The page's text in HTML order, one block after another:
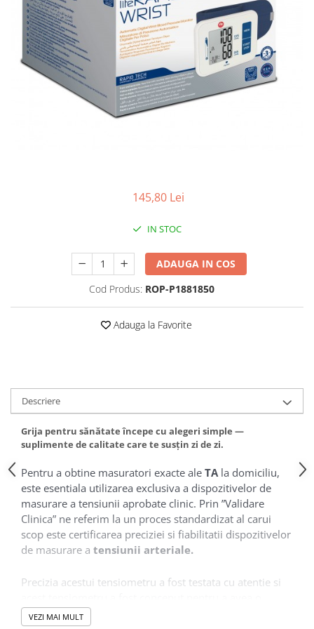
Antioxidanti
Altele-Suplimente alimentare
145,80 Lei
IN STOC
ADAUGA IN COS
Cod Produs: ROP-P1881850
Adauga la Favorite
Descriere
Grija pentru sănătate începe cu alegeri simple —
suplimente de calitate care te susțin zi de zi.
Pentru a obtine masuratori exacte ale TAla domiciliu,
este esentiala utilizarea exclusiva a dispozitivelor de
masurare a tensiunii aprobate clinic. Prin ”Validare
Clinica” ne referim la un proces standardizat al carui
scop este certificarea preciziei si fiabilitatii dispozitivelor
de masurare a tensiunii arteriale.
Precizia acestui tensiometru a fost testata cu atentie si
durata de viata lunga. Intr-adevar, caracteristicile de
VEZI MAI MULT